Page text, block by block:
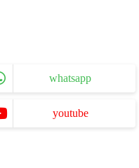
whatsapp
youtube